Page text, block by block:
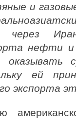
и
через
нефти
ей
экспорта